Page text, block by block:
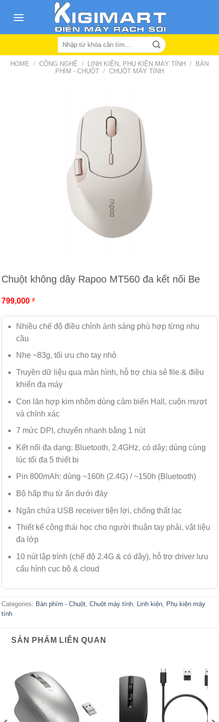
Search
HOME / CÔNG NGHỆ / LINH KIỆN, PHỤ KIỆN MÁY TÍNH /
BÀN
PHÍM - CHUỘT / CHUỘT MÁY TÍNH
Chuột không dây Rapoo MT560 đa kết nối Be
799,000 ₫
Nhiều chế độ điều chỉnh ánh sáng phù hợp từng nhu
cầu
Nhẹ ~83g, tối ưu cho tay nhỏ
Truyền dữ liệu qua màn hình, hỗ trợ chia sẻ file & điều
khiển đa máy
Con lăn hợp kim nhôm dùng cảm biến Hall, cuộn mượt
và chính xác
7 mức DPI, chuyển nhanh bằng 1 nút
Kết nối đa dạng: Bluetooth, 2.4GHz, có dây; dùng cùng
lúc tối đa 5 thiết bị
Pin 800mAh: dùng ~160h (2.4G) / ~150h (Bluetooth)
Bộ hấp thụ từ ẩn dưới đáy
Ngăn chứa USB receiver tiện lợi, chống thất lạc
Thiết kế công thái học cho người thuận tay phải, vật liệu
đa lớp
10 nút lập trình (chế độ 2.4G & có dây), hỗ trợ driver lưu
cấu hình cục bộ & cloud
Categories: Bàn phím - Chuột, Chuột máy tính, Linh kiện, Phụ kiện máy
tính
SẢN PHẨM LIÊN QUAN